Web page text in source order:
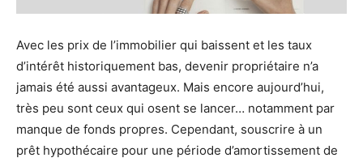
Avec les prix de l’immobilier qui baissent et les taux
d’intérêt historiquement bas, devenir propriétaire n’a
jamais été aussi avantageux. Mais encore aujourd’hui,
très peu sont ceux qui osent se lancer… notamment par
manque de fonds propres. Cependant, souscrire à un
prêt hypothécaire pour une période d’amortissement de